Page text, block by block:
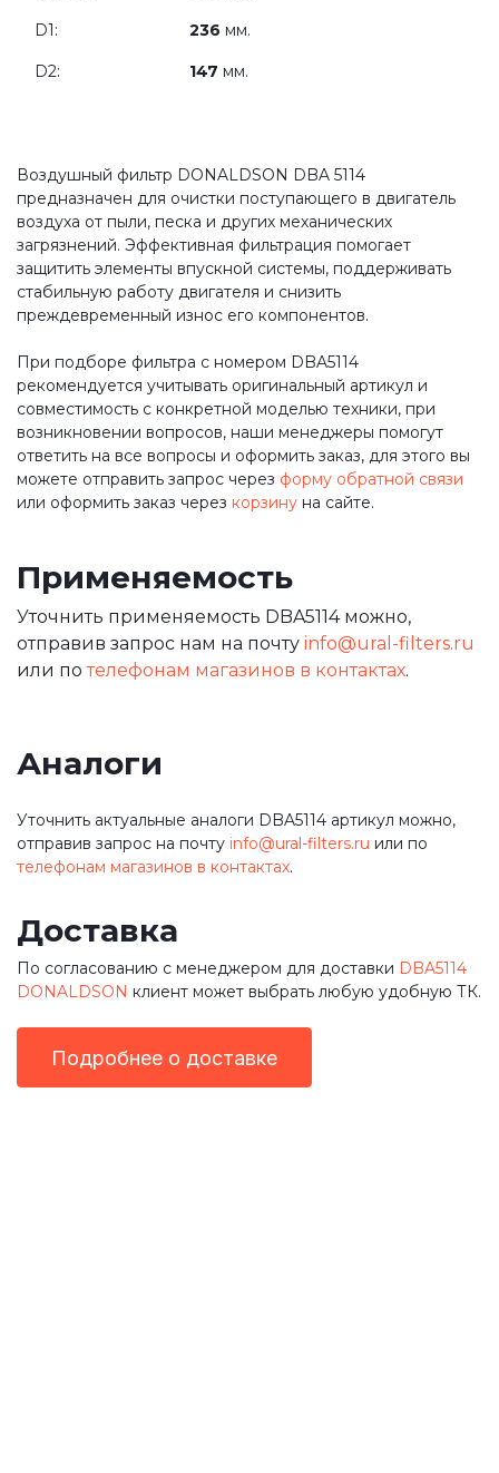
D1: 236 мм.
D2: 147 мм.
Воздушный фильтр DONALDSON DBA 5114
предназначен для очистки поступающего в двигатель
воздуха от пыли, песка и других механических
загрязнений. Эффективная фильтрация помогает
защитить элементы впускной системы, поддерживать
стабильную работу двигателя и снизить
преждевременный износ его компонентов.
При подборе фильтра с номером DBA5114
рекомендуется учитывать оригинальный артикул и
совместимость с конкретной моделью техники, при
возникновении вопросов, наши менеджеры помогут
ответить на все вопросы и оформить заказ, для этого вы
можете отправить запрос через форму обратной связи
или оформить заказ через корзину на сайте.
Применяемость
Уточнить применяемость DBA5114 можно,
отправив запрос нам на почту info@ural-filters.ru
или потелефонам магазинов в контактах.
Аналоги
Уточнить актуальные аналоги DBA5114 артикул можно,
отправив запрос на почту info@ural-filters.ru или по
телефонам магазинов в контактах.
Доставка
По согласованию с менеджером для доставки DBA5114
DONALDSON клиент может выбрать любую удобную ТК.
Подробнее о доставке